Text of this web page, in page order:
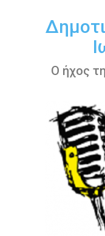
περιεχόμενο
Ο ήχος